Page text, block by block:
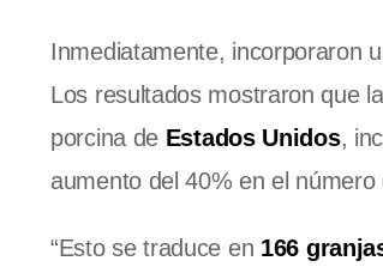
Inmediatamente, incorporaron
Los resultados mostraron que
porcina de Estados Unidos,
aumento del 40% en el
“Esto se traduce en 166